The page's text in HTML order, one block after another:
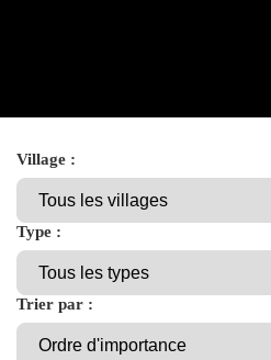
Village :
Type :
Trier par :